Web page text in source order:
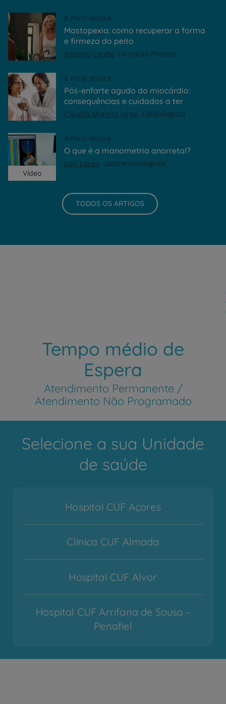
8 mins leitura
Mastopexia: como recuperar a forma
e firmeza do peito
António Conde Cirurgião Plástico
8 mins leitura
Pós-enfarte agudo do miocárdio:
consequências e cuidados a ter
Cláudia Moreira Jorge Cardiologista
Vídeo
4 mins leitura
O que é a manometria anorretal?
Luís Lopes Gastrenterologista
TODOS OS ARTIGOS
Tempo médio de
Espera
Atendimento Permanente /
Atendimento Não Programado
Selecione a sua Unidade
de saúde
Hospital CUF Açores
Clínica CUF Almada
Hospital CUF Alvor
Hospital CUF Arrifana de Sousa -
Penafiel
Hospital CUF Cascais